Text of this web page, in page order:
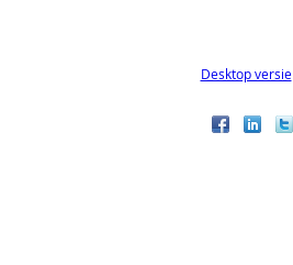
Desktop versie